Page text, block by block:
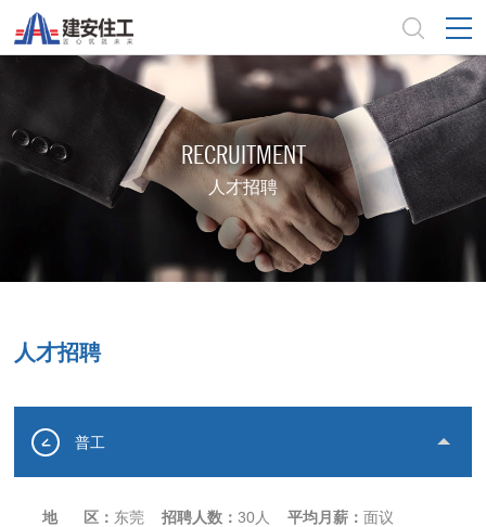
RECRUITMENT
人才招聘
人才招聘
普工
地 区： 东莞 招聘人数： 30人 平均月薪： 面议